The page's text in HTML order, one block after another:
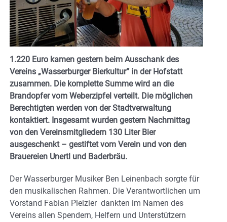
1.220 Euro kamen gestern beim Ausschank des
Vereins „Wasserburger Bierkultur“ in der Hofstatt
zusammen. Die komplette Summe wird an die
Brandopfer vom Weberzipfel verteilt. Die möglichen
Berechtigten werden von der Stadtverwaltung
kontaktiert. Insgesamt wurden gestern Nachmittag
von den Vereinsmitgliedern 130 Liter Bier
ausgeschenkt – gestiftet vom Verein und von den
Brauereien Unertl und Baderbräu.
Der Wasserburger Musiker Ben Leinenbach sorgte für
den musikalischen Rahmen. Die Verantwortlichen um
Vorstand Fabian Pleizier dankten im Namen des
Vereins allen Spendern, Helfern und Unterstützern